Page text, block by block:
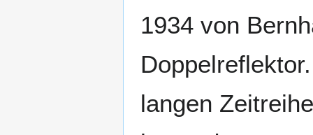
1934 von
langen